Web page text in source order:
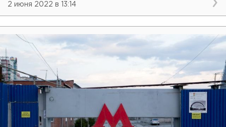
2 июня 2022 в 13:14